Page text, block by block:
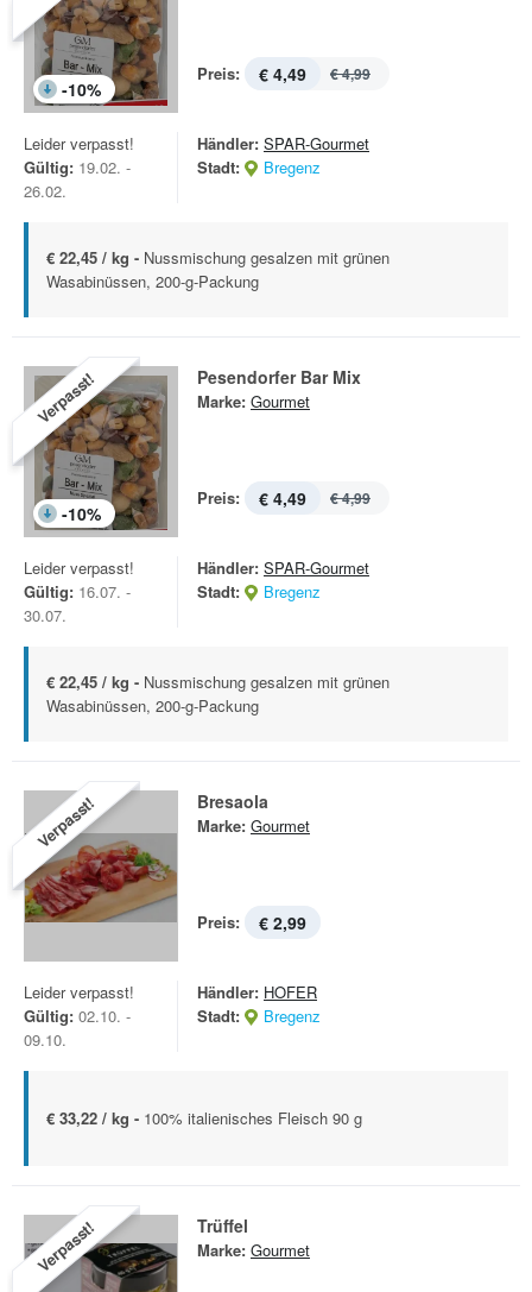
-10%
Preis: € 4,49 € 4,99
Leider verpasst!
Gültig: 19.02. -
26.02.
Händler: SPAR-Gourmet
Stadt:
Bregenz
€ 22,45 / kg - Nussmischung gesalzen mit grünen
Wasabinüssen, 200-g-Packung
Verpasst!
-10%
Pesendorfer Bar Mix
Marke: Gourmet
Preis: € 4,49 € 4,99
Leider verpasst!
Gültig: 16.07. -
30.07.
Händler: SPAR-Gourmet
Stadt:
Bregenz
€ 22,45 / kg - Nussmischung gesalzen mit grünen
Wasabinüssen, 200-g-Packung
Verpasst! Bresaola
Marke: Gourmet
Preis: € 2,99
Leider verpasst!
Gültig: 02.10. -
09.10.
Händler: HOFER
Stadt:
Bregenz
€ 33,22 / kg - 100% italienisches Fleisch 90 g
Verpasst! Trüffel
Marke: Gourmet